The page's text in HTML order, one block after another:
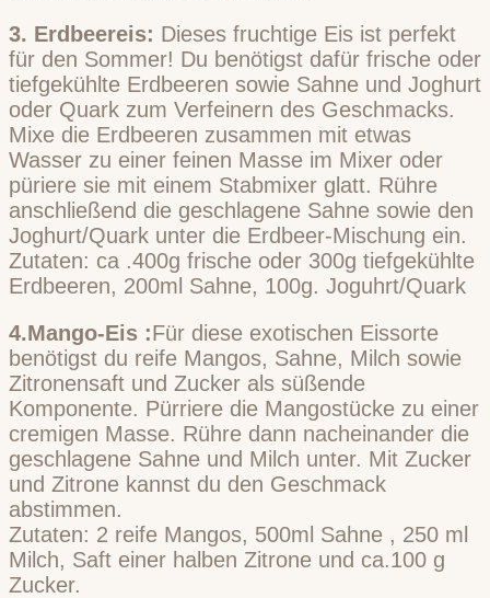
3. Erdbeereis: Dieses fruchtige Eis ist perfekt
für den Sommer! Du benötigst dafür frische oder
tiefgekühlte Erdbeeren sowie Sahne und Joghurt
oder Quark zum Verfeinern des Geschmacks.
Mixe die Erdbeeren zusammen mit etwas
Wasser zu einer feinen Masse im Mixer oder
püriere sie mit einem Stabmixer glatt. Rühre
anschließend die geschlagene Sahne sowie den
Joghurt/Quark unter die Erdbeer-Mischung ein.
Zutaten: ca .400g frische oder 300g tiefgekühlte
Erdbeeren, 200ml Sahne, 100g. Joguhrt/Quark
4.Mango-Eis :Für diese exotischen Eissorte
benötigst du reife Mangos, Sahne, Milch sowie
Zitronensaft und Zucker als süßende
Komponente. Pürriere die Mangostücke zu einer
cremigen Masse. Rühre dann nacheinander die
geschlagene Sahne und Milch unter. Mit Zucker
und Zitrone kannst du den Geschmack
abstimmen.
Zutaten: 2 reife Mangos, 500ml Sahne , 250 ml
Milch, Saft einer halben Zitrone und ca.100 g
Zucker.